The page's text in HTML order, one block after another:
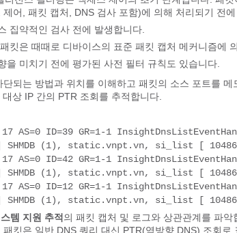
어, 패킷 캡처, DNS 검사 포함)에 의해 처리되기 전
집약적인 검사 전에 발생합니다.
킷은 때때로 디바이스의 표준 패킷 캡처 메커니즘에
을 미치기 전에 평가된 사전 필터 규칙도 있습니다.
되는 방법과 위치를 이해하고 패킷의 소스 포트를 메
상 IP 간의 PTR 조회를 추적합니다.
AS=0 ID=39 GR=1-1
| SHMDB (1), static.vnpt.vn, si_list [
AS=0 ID=42 GR=1-1
| SHMDB (1), static.vnpt.vn, si_list [
AS=0 ID=12 GR=1-1
| SHMDB (1), static.vnpt.vn, si_list [
템 지원 추적 의 패킷 캡처 및 로그와 상관관계를 파
킷은 일반 DNS 쿼리 대신 PTR(역방향 DNS) 조회